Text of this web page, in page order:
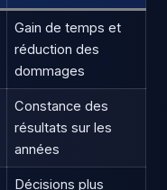
Gain de temps et
réduction des
dommages
Constance des
résultats sur les
années
Décisions plus